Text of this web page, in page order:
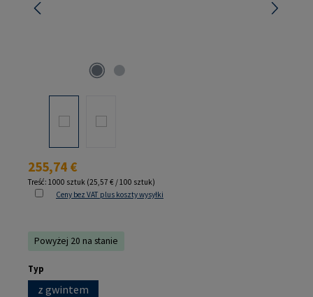
Cena regularna:
255,74 €
Treść: 1000 sztuk (25,57 € / 100 sztuk)
Ceny bez VAT plus koszty wysyłki
Powyżej 20 na stanie
Wybierz
Typ
z gwintem